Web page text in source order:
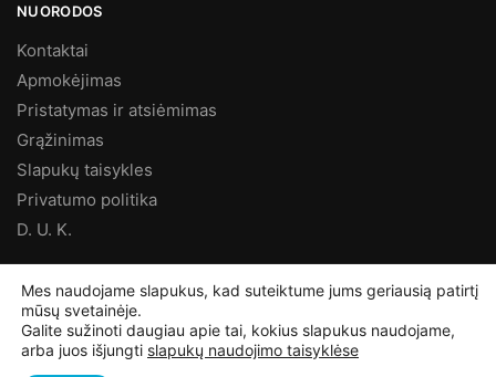
NUORODOS
Kontaktai
Apmokėjimas
Pristatymas ir atsiėmimas
Grąžinimas
Slapukų taisykles
Privatumo politika
D. U. K.
©Ampertas.lt2025, Visos teisės saugomos
Mes naudojame slapukus, kad suteiktume jums geriausią patirtį
mūsų svetainėje.
Galite sužinoti daugiau apie tai, kokius slapukus naudojame,
arba juos išjungti slapukų naudojimo taisyklėse